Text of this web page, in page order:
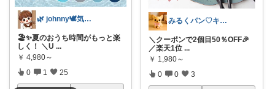
🌿 johnny🕊️気分が上がる育児
🏖️✨夏のおうち時間がもっと楽
しく！ ＼U ...
￥ 4,980～
0 1 25
みるくパン♡キッチンルーム
＼クーポンで2個目50％OFF🎉
／楽天1位 ...
￥ 1,980～
0 0 3